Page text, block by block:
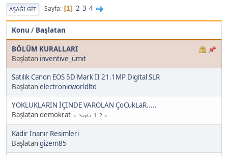
AŞAĞI GIT Sayfa 1 2 3 4
Konu / Başlatan
BÖLÜM KURALLARI
Başlatan inventive_ümit
Satılık Canon EOS 5D Mark II 21.1MP Digital SLR
Başlatanelectronicworldltd
YOKLUKLARIN İÇİNDE VAROLAN ÇoCukLaR.....
Başlatan demokrat
Sayfa 1 2
Kadir İnanır Resimleri
Başlatangizem85